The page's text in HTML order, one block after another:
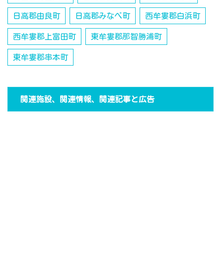
日高郡由良町 日高郡みなべ町 西牟婁郡白浜町
西牟婁郡上富田町 東牟婁郡那智勝浦町
東牟婁郡串本町
関連施設、関連情報、関連記事と広告